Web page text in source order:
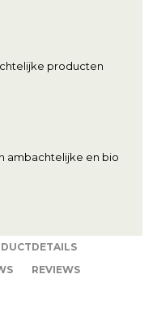
producten
ambachtelijke en bio
REVIEWS